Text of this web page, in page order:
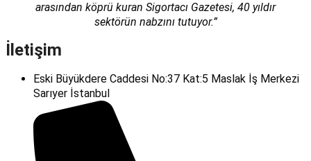
arasından köprü kuran Sigortacı Gazetesi, 40 yıldır
sektörün nabzını tutuyor.”
İletişim
Eski Büyükdere Caddesi No:37 Kat:5 Maslak İş Merkezi
Sarıyer İstanbul